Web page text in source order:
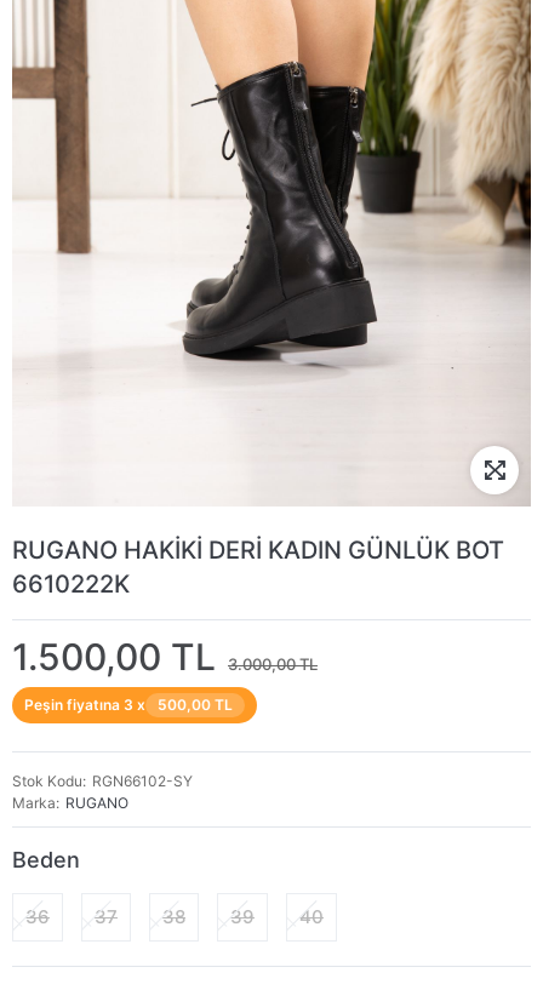
RUGANO HAKİKİ DERİ KADIN GÜNLÜK BOT
6610222K
1.500,00 TL 3.000,00 TL
Peşin fiyatına 3 x 500,00 TL
Stok Kodu
RGN66102-SY
Marka
RUGANO
Beden
36 37 38 39 40